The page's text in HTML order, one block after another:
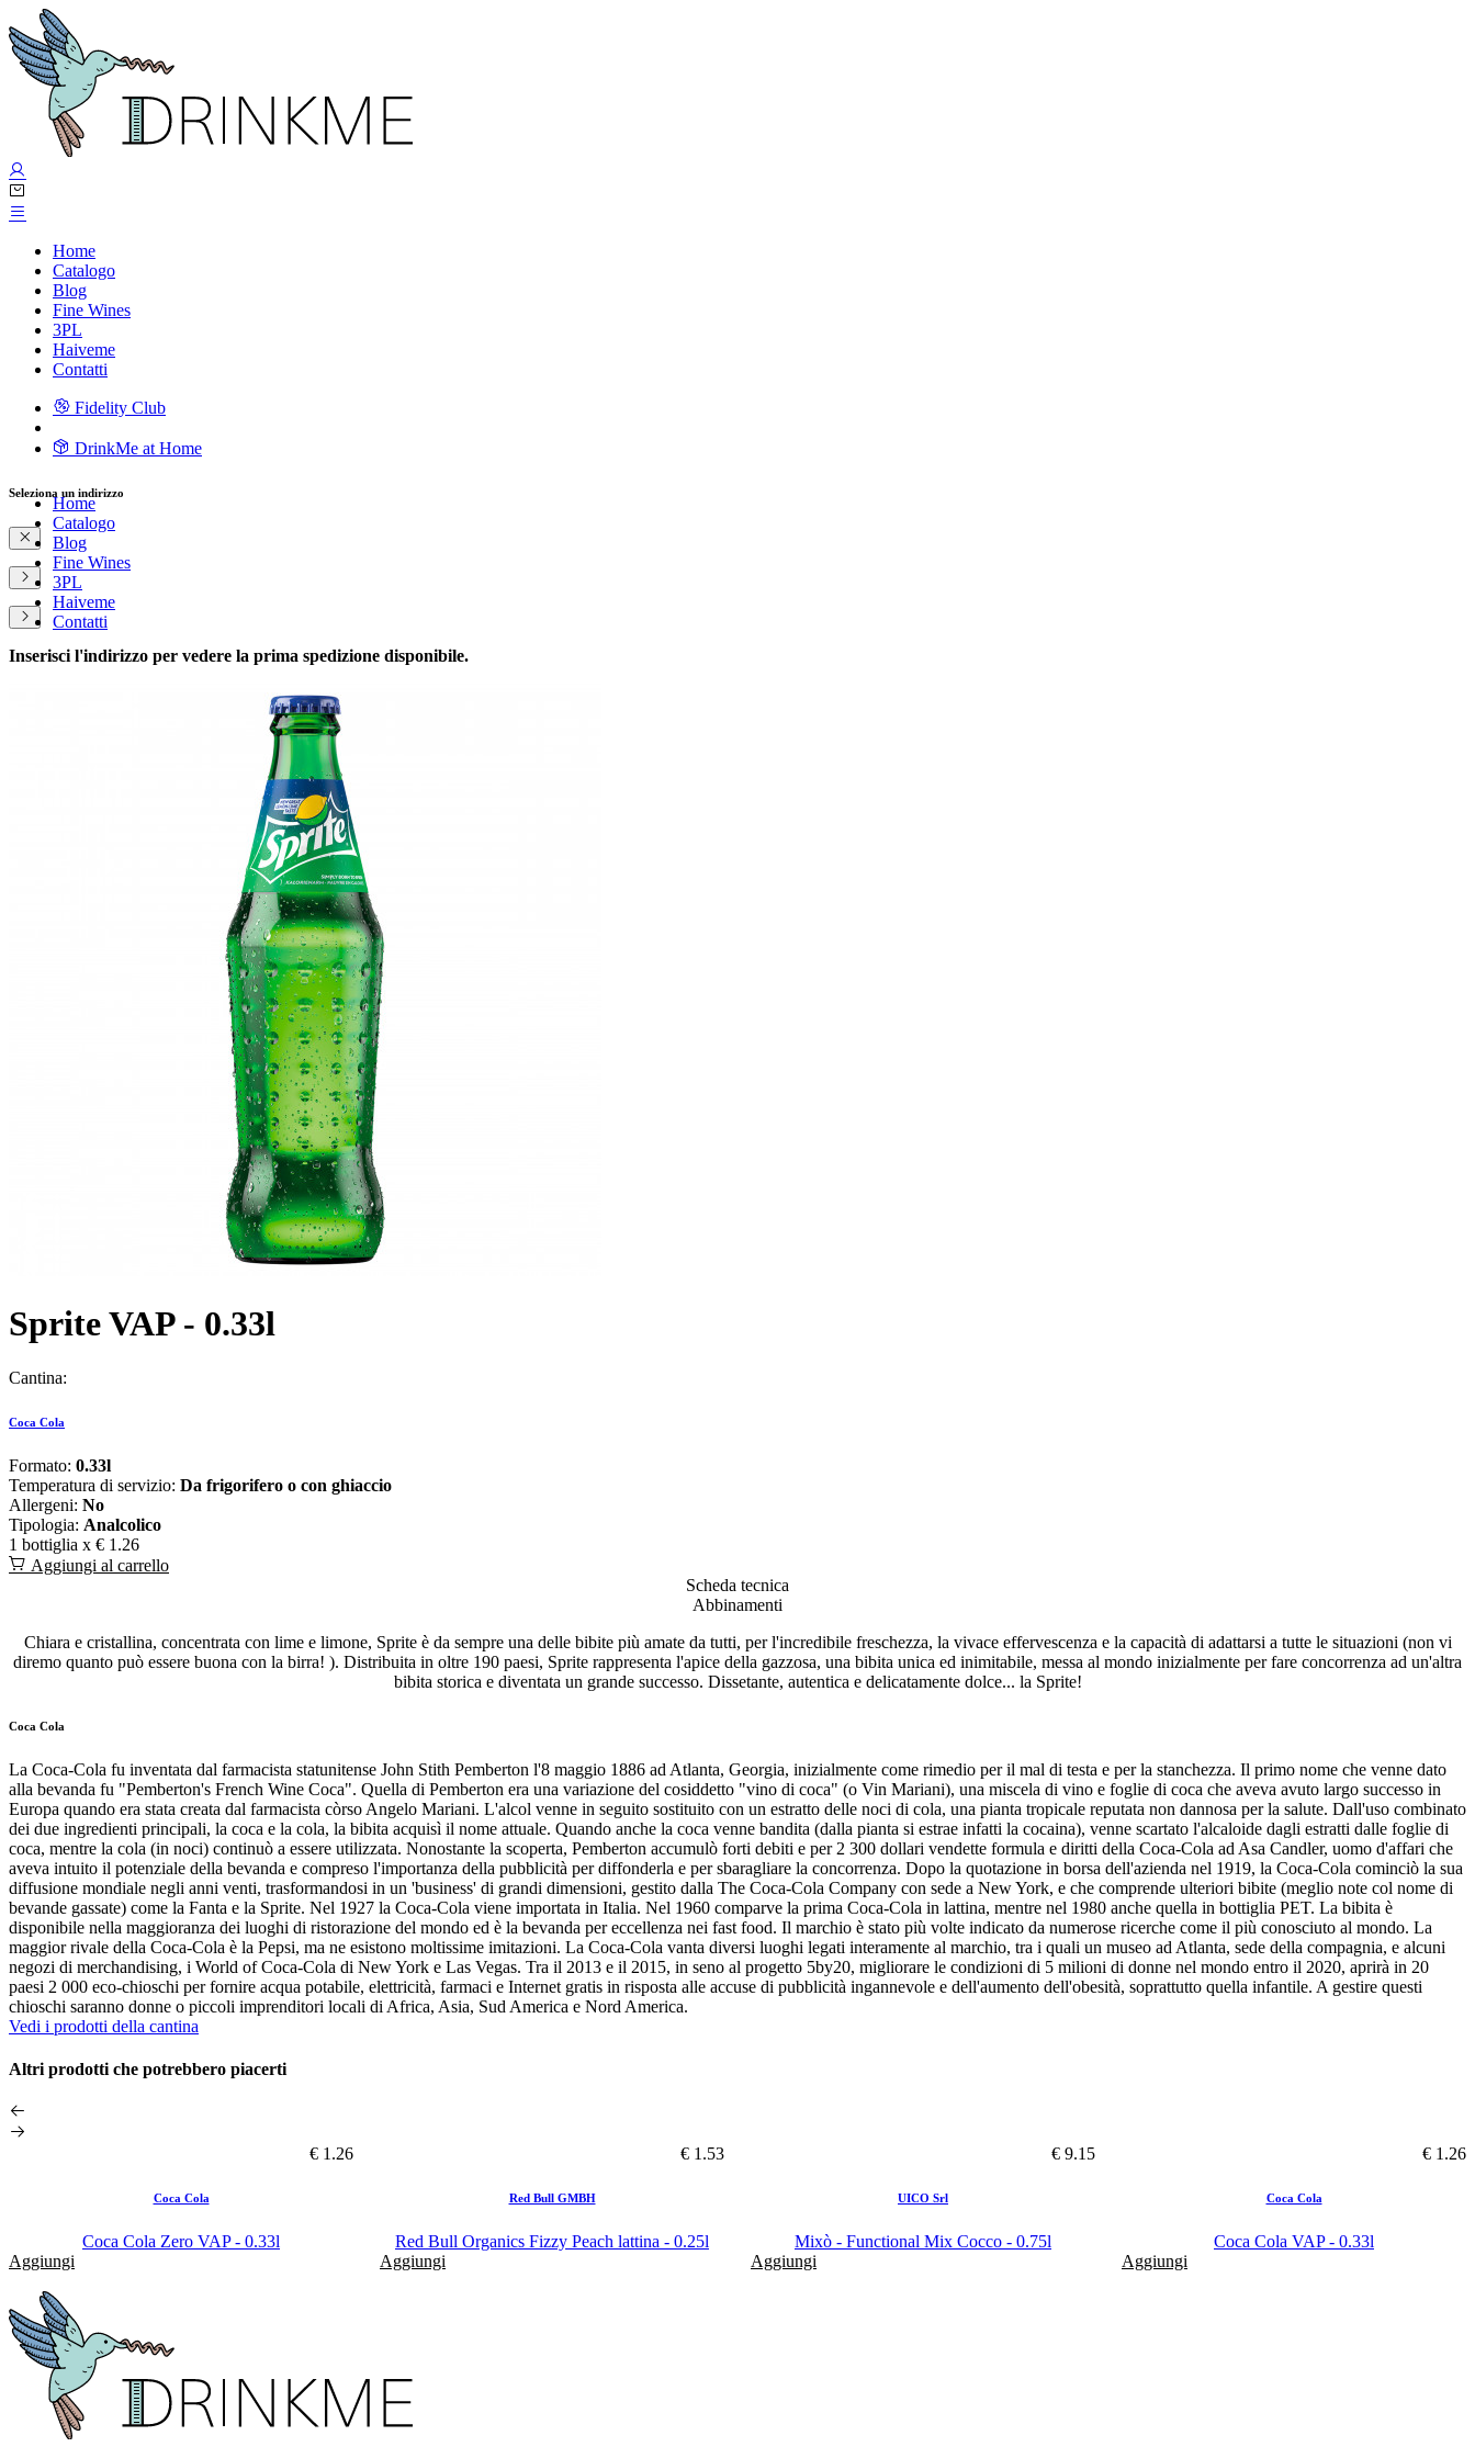
Home
Catalogo
Blog
Fine Wines
3PL
Haiveme
Contatti
Fidelity Club
DrinkMe at Home
Home
Catalogo
Blog
Fine Wines
3PL
Haiveme
Contatti
Seleziona un indirizzo
Inserisci l'indirizzo per vedere la prima spedizione disponibile.
Sprite VAP - 0.33l
Cantina:
Coca Cola
Formato: 0.33l
Temperatura di servizio: Da frigorifero o con ghiaccio
Allergeni: No
Tipologia: Analcolico
1 bottiglia x € 1.26
Aggiungi al carrello
Scheda tecnica
Abbinamenti
Chiara e cristallina, concentrata con lime e limone, Sprite è da sempre una delle bibite più amate da tutti, per l'incredibile freschezza, la vivace effervescenza e la capacità di adattarsi a tutte le situazioni (non vi
diremo quanto può essere buona con la birra! ). Distribuita in oltre 190 paesi, Sprite rappresenta l'apice della gazzosa, una bibita unica ed inimitabile, messa al mondo inizialmente per fare concorrenza ad un'altra
bibita storica e diventata un grande successo. Dissetante, autentica e delicatamente dolce... la Sprite!
Coca Cola
La Coca-Cola fu inventata dal farmacista statunitense John Stith Pemberton l'8 maggio 1886 ad Atlanta, Georgia, inizialmente come rimedio per il mal di testa e per la stanchezza. Il primo nome che venne dato
alla bevanda fu "Pemberton's French Wine Coca". Quella di Pemberton era una variazione del cosiddetto "vino di coca" (o Vin Mariani), una miscela di vino e foglie di coca che aveva avuto largo successo in
Europa quando era stata creata dal farmacista còrso Angelo Mariani. L'alcol venne in seguito sostituito con un estratto delle noci di cola, una pianta tropicale reputata non dannosa per la salute. Dall'uso combinato
dei due ingredienti principali, la coca e la cola, la bibita acquisì il nome attuale. Quando anche la coca venne bandita (dalla pianta si estrae infatti la cocaina), venne scartato l'alcaloide dagli estratti dalle foglie di
coca, mentre la cola (in noci) continuò a essere utilizzata. Nonostante la scoperta, Pemberton accumulò forti debiti e per 2 300 dollari vendette formula e diritti della Coca-Cola ad Asa Candler, uomo d'affari che
aveva intuito il potenziale della bevanda e compreso l'importanza della pubblicità per diffonderla e per sbaragliare la concorrenza. Dopo la quotazione in borsa dell'azienda nel 1919, la Coca-Cola cominciò la sua
diffusione mondiale negli anni venti, trasformandosi in un 'business' di grandi dimensioni, gestito dalla The Coca-Cola Company con sede a New York, e che comprende ulteriori bibite (meglio note col nome di
bevande gassate) come la Fanta e la Sprite. Nel 1927 la Coca-Cola viene importata in Italia. Nel 1960 comparve la prima Coca-Cola in lattina, mentre nel 1980 anche quella in bottiglia PET. La bibita è
disponibile nella maggioranza dei luoghi di ristorazione del mondo ed è la bevanda per eccellenza nei fast food. Il marchio è stato più volte indicato da numerose ricerche come il più conosciuto al mondo. La
maggior rivale della Coca-Cola è la Pepsi, ma ne esistono moltissime imitazioni. La Coca-Cola vanta diversi luoghi legati interamente al marchio, tra i quali un museo ad Atlanta, sede della compagnia, e alcuni
negozi di merchandising, i World of Coca-Cola di New York e Las Vegas. Tra il 2013 e il 2015, in seno al progetto 5by20, migliorare le condizioni di 5 milioni di donne nel mondo entro il 2020, aprirà in 20
paesi 2 000 eco-chioschi per fornire acqua potabile, elettricità, farmaci e Internet gratis in risposta alle accuse di pubblicità ingannevole e dell'aumento dell'obesità, soprattutto quella infantile. A gestire questi
chioschi saranno donne o piccoli imprenditori locali di Africa, Asia, Sud America e Nord America.
Vedi i prodotti della cantina
Altri prodotti che potrebbero piacerti
€ 1.26
Coca Cola
Coca Cola Zero VAP - 0.33l
Aggiungi
€ 1.53
Red Bull GMBH
Red Bull Organics Fizzy Peach lattina - 0.25l
Aggiungi
€ 9.15
UICO Srl
Mixò - Functional Mix Cocco - 0.75l
Aggiungi
€ 1.26
Coca Cola
Coca Cola VAP - 0.33l
Aggiungi